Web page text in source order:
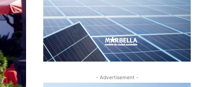
- Advertisement -